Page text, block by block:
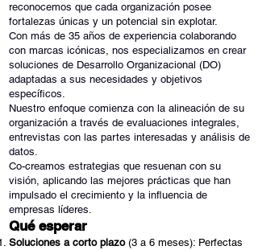
reconocemos que cada organización posee
fortalezas únicas y un potencial sin explotar.
Con más de 35 años de experiencia colaborando
con marcas icónicas, nos especializamos en crear
soluciones de Desarrollo Organizacional (DO)
adaptadas a sus necesidades y objetivos
específicos.
Nuestro enfoque comienza con la alineación de su
organización a través de evaluaciones integrales,
entrevistas con las partes interesadas y análisis de
datos.
Co-creamos estrategias que resuenan con su
visión, aplicando las mejores prácticas que han
impulsado el crecimiento y la influencia de
empresas líderes.
Qué esperar
Soluciones a corto plazo(3 a 6 meses): Perfectas